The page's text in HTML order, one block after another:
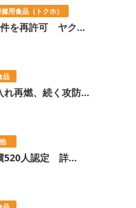
用食品（トクホ）
を再許可 ヤク...
品
れ再燃、続く攻防...
520人認定 詳...